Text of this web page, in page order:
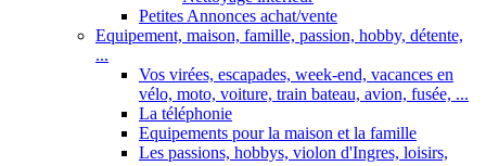
Petites Annonces achat/vente
Equipement, maison, famille, passion, hobby, détente,
...
Vos virées, escapades, week-end, vacances en
vélo, moto, voiture, train bateau, avion, fusée, ...
La téléphonie
Equipements pour la maison et la famille
Les passions, hobbys, violon d'Ingres, loisirs,